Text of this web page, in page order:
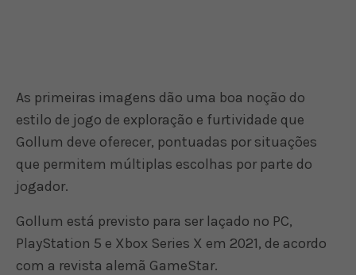
As primeiras imagens dão uma boa noção do
estilo de jogo de exploração e furtividade que
Gollum deve oferecer, pontuadas por situações
que permitem múltiplas escolhas por parte do
jogador.
Gollum está previsto para ser laçado no PC,
PlayStation 5 e Xbox Series X em 2021, de acordo
com a revista alemã GameStar.